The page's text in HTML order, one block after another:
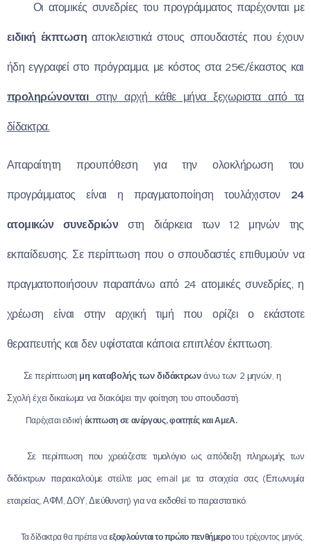
Οι ατομικές συνεδρίες του προγράμματος παρέχονται με
ειδική έκπτωση αποκλειστικά στους σπουδαστές που έχουν
ήδη εγγραφεί στο πρόγραμμα, με κόστος στα 25€/έκαστος και
προληρώνονταιστην αρχή κάθε μήνα ξεχωριστα από τα
δίδακτρα.
Απαραίτητη προυπόθεση για την ολοκλήρωση του
προγράμματος είναι η πραγματοποίηση τουλάχιστον 24
ατομικών συνεδριώνστη διάρκεια των 12 μηνών της
εκπαίδευσης. Σε περίπτωση που ο σπουδαστές επιθυμούν να
πραγματοποιήσουν παραπάνω από 24 ατομικές συνεδρίες, η
χρέωση είναι στην αρχική τιμή που ορίζει ο εκάστοτε
θεραπευτής και δεν υφίσταται κάποια επιπλέον έκπτωση.
Σε περίπτωση μη καταβολής των διδάκτρωνάνω των 2 μηνών, η
Σχολή έχει δικαίωμα να διακόψει την φοίτηση του σπουδαστή.
Παρέχεται ειδική έκπτωση σε ανέργους, φοιτητές και ΑμεΑ.
✅Σε περίπτωση που χρειάζεστε τιμολόγιο ως απόδειξη πληρωμής των
διδάκτρων παρακαλούμε στείλτε μας email με τα στοιχεία σας (Επωνυμία
εταιρείας, ΑΦΜ, ΔΟΥ, Διεύθυνση) για να εκδοθεί το παραστατικό.
Τα δίδακτρα θα πρέπει ναεξοφλούνται το πρώτο πενθήμεροτου τρέχοντος μηνός.